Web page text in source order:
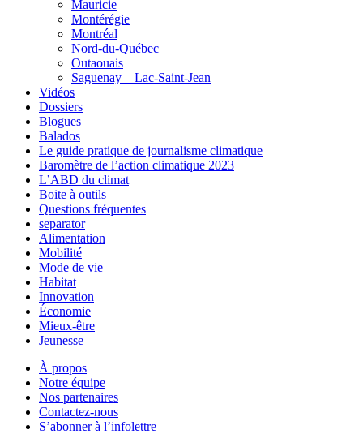
Mauricie
Montérégie
Montréal
Nord-du-Québec
Outaouais
Saguenay – Lac-Saint-Jean
Vidéos
Dossiers
Blogues
Balados
Le guide pratique de journalisme climatique
Baromètre de l’action climatique 2023
L’ABD du climat
Boite à outils
Questions fréquentes
separator
Alimentation
Mobilité
Mode de vie
Habitat
Innovation
Économie
Mieux-être
Jeunesse
À propos
Notre équipe
Nos partenaires
Contactez-nous
S’abonner à l’infolettre